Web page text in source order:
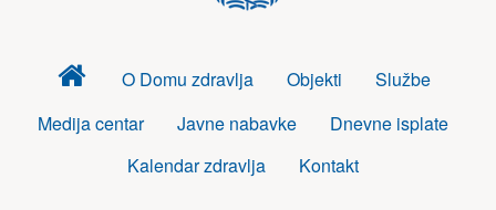
Dom
zdravlja
O Domu zdravlja Objekti
Službe
Medija centar
Javne nabavke
Dnevne isplate
Kalendar zdravlja
Kontakt